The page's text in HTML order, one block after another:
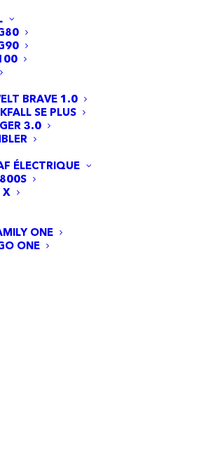
BRAVE 1.0
SE PLUS
3.0
ÉLECTRIQUE
X
ONE
ONE
Niu KQi
300P
MON RENDEZ-VOUS